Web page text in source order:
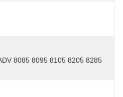
8085 8095 8105 8205 8285